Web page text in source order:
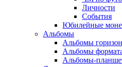
Личности
События
Юбилейные
Альбомы
Альбомы
Альбомы
Альбомы-